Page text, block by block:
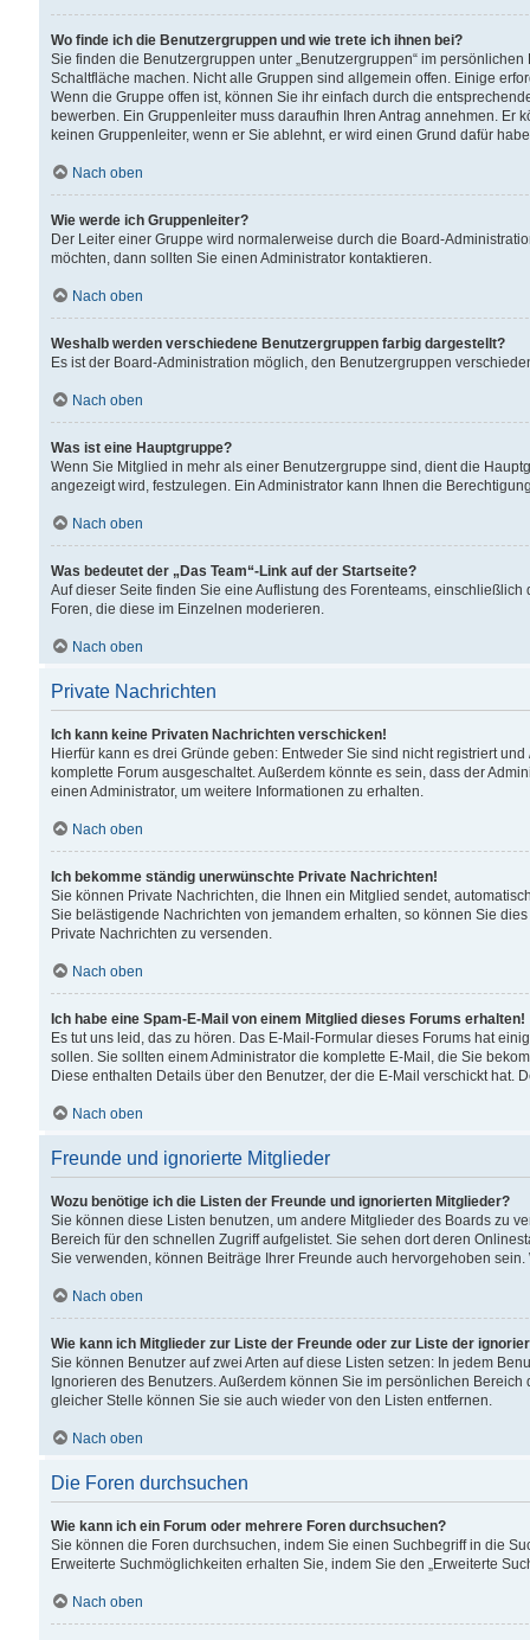
Wo finde ich die Benutzergruppen und wie trete ich ihnen bei?
Sie finden die Benutzergruppen unter „Benutzergruppen“ im
Schaltfläche machen. Nicht alle Gruppen sind allgemein offen. Einige
Wenn die Gruppe offen ist, können Sie ihr einfach durch die
bewerben. Ein Gruppenleiter muss daraufhin Ihren Antrag annehmen.
keinen Gruppenleiter, wenn er Sie ablehnt, er wird einen Grund dafür
Nach oben
Wie werde ich Gruppenleiter?
Der Leiter einer Gruppe wird normalerweise durch die Board-
möchten, dann sollten Sie einen Administrator kontaktieren.
Nach oben
Weshalb werden verschiedene Benutzergruppen farbig dargestellt?
Es ist der Board-Administration möglich, den Benutzergruppen
Nach oben
Was ist eine Hauptgruppe?
Wenn Sie Mitglied in mehr als einer Benutzergruppe sind, dient die
angezeigt wird, festzulegen. Ein Administrator kann Ihnen die
Nach oben
Was bedeutet der „Das Team“-Link auf der Startseite?
Auf dieser Seite finden Sie eine Auflistung des Forenteams,
Foren, die diese im Einzelnen moderieren.
Nach oben
Private Nachrichten
Ich kann keine Privaten Nachrichten verschicken!
Hierfür kann es drei Gründe geben: Entweder Sie sind nicht registriert
komplette Forum ausgeschaltet. Außerdem könnte es sein, dass der
einen Administrator, um weitere Informationen zu erhalten.
Nach oben
Ich bekomme ständig unerwünschte Private Nachrichten!
Sie können Private Nachrichten, die Ihnen ein Mitglied sendet,
Sie belästigende Nachrichten von jemandem erhalten, so können Sie
Private Nachrichten zu versenden.
Nach oben
Ich habe eine Spam-E-Mail von einem Mitglied dieses Forums erhalten!
Es tut uns leid, das zu hören. Das E-Mail-Formular dieses Forums hat
sollen. Sie sollten einem Administrator die komplette E-Mail, die Sie
Diese enthalten Details über den Benutzer, der die E-Mail verschickt hat.
Nach oben
Freunde und ignorierte Mitglieder
Wozu benötige ich die Listen der Freunde und ignorierten Mitglieder?
Sie können diese Listen benutzen, um andere Mitglieder des Boards zu
Bereich für den schnellen Zugriff aufgelistet. Sie sehen dort deren
Sie verwenden, können Beiträge Ihrer Freunde auch hervorgehoben
Nach oben
Wie kann ich Mitglieder zur Liste der Freunde oder zur Liste der
Sie können Benutzer auf zwei Arten auf diese Listen setzen: In jedem
Ignorieren des Benutzers. Außerdem können Sie im persönlichen
gleicher Stelle können Sie sie auch wieder von den Listen entfernen.
Nach oben
Die Foren durchsuchen
Wie kann ich ein Forum oder mehrere Foren durchsuchen?
Sie können die Foren durchsuchen, indem Sie einen Suchbegriff in die
Erweiterte Suchmöglichkeiten erhalten Sie, indem Sie den „Erweiterte
Nach oben